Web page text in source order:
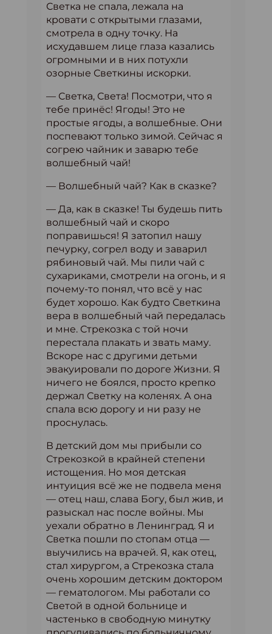
Светка не спала, лежала на
кровати с открытыми глазами,
смотрела в одну точку. На
исхудавшем лице глаза казались
огромными и в них потухли
озорные Светкины искорки.
— Светка, Света! Посмотри, что я
тебе принёс! Ягоды! Это не
простые ягоды, а волшебные. Они
поспевают только зимой. Сейчас я
согрею чайник и заварю тебе
волшебный чай!
— Волшебный чай? Как в сказке?
— Да, как в сказке! Ты будешь пить
волшебный чай и скоро
поправишься! Я затопил нашу
печурку, согрел воду и заварил
рябиновый чай. Мы пили чай с
сухариками, смотрели на огонь, и я
почему-то понял, что всё у нас
будет хорошо. Как будто Светкина
вера в волшебный чай передалась
и мне. Стрекозка с той ночи
перестала плакать и звать маму.
Вскоре нас с другими детьми
эвакуировали по дороге Жизни. Я
ничего не боялся, просто крепко
держал Светку на коленях. А она
спала всю дорогу и ни разу не
проснулась.
В детский дом мы прибыли со
Стрекозкой в крайней степени
истощения. Но моя детская
интуиция всё же не подвела меня
— отец наш, слава Богу, был жив, и
разыскал нас после войны. Мы
уехали обратно в Ленинград. Я и
Светка пошли по стопам отца —
выучились на врачей. Я, как отец,
стал хирургом, а Стрекозка стала
очень хорошим детским доктором
— гематологом. Мы работали со
Светой в одной больнице и
частенько в свободную минутку